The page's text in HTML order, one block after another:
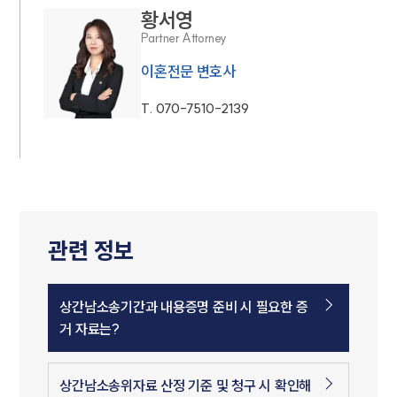
황서영
Partner Attorney
이혼전문 변호사
T. 070-7510-2139
관련 정보
상간남소송기간과 내용증명 준비 시 필요한 증
거 자료는?
상간남소송위자료 산정 기준 및 청구 시 확인해